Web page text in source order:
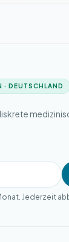
· DEUTSCHLAND
Jederzeit